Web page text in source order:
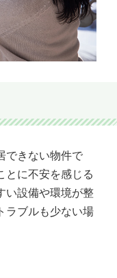
できない物件で
とに不安を感じる
い設備や環境が整
ラブルも少ない場